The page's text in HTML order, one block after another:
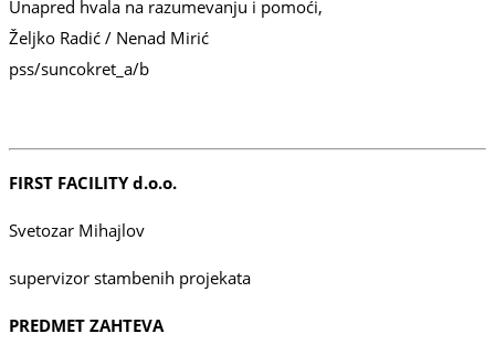
Unapred hvala na razumevanju i pomoći,
Željko Radić / Nenad Mirić
pss/suncokret_a/b
FIRST FACILITY d.o.o.
Svetozar Mihajlov
supervizor stambenih projekata
PREDMET ZAHTEVA